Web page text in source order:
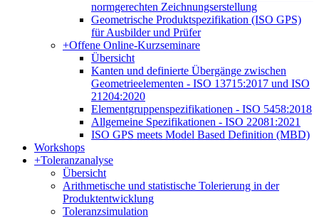
normgerechten Zeichnungserstellung
Geometrische Produktspezifikation (ISO GPS)
für Ausbilder und Prüfer
+Offene Online-Kurzseminare
Übersicht
Kanten und definierte Übergänge zwischen
Geometrieelementen - ISO 13715:2017 und ISO
21204:2020
Elementgruppenspezifikationen - ISO 5458:2018
Allgemeine Spezifikationen - ISO 22081:2021
ISO GPS meets Model Based Definition (MBD)
Workshops
+Toleranzanalyse
Übersicht
Arithmetische und statistische Tolerierung in der
Produktentwicklung
Toleranzsimulation